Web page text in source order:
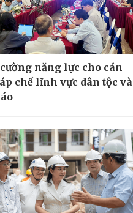
năng lực cho cán
chế lĩnh vực dân tộc và